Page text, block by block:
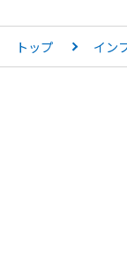
トップ イン